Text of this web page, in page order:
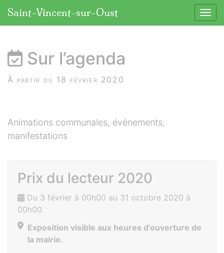
Saint-Vincent-sur-Oust
Sur l’agenda
À partir du 18 février 2020
Animations communales, événements,
manifestations
Prix du lecteur 2020
Du 3 février à 00h00 au 31 octobre 2020 à
00h00
Exposition visible aux heures d’ouverture de
la mairie.
Panneau de gestion des cookies